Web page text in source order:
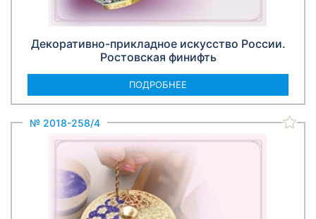
Декоративно-прикладное искусство России.
Ростовская финифть
ПОДРОБНЕЕ
№ 2018-258/4